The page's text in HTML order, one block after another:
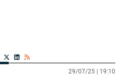
29/07/25 | 19:10